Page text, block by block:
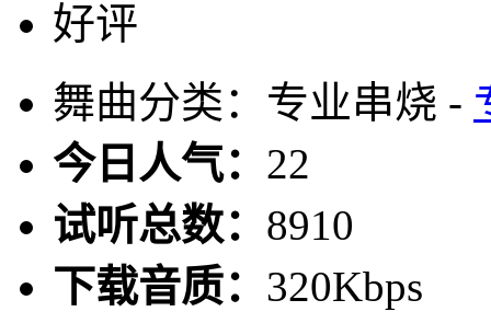
好评
舞曲分类：专业串烧 -
今日人气： 22
试听总数： 8910
下载音质： 320Kbps